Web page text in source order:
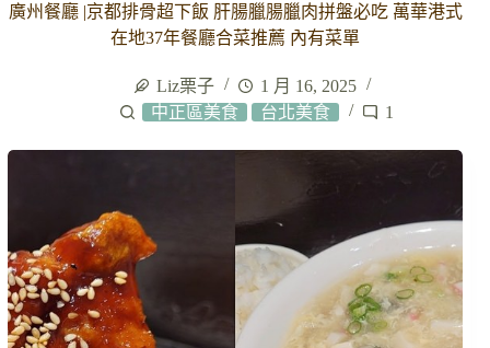
廣州餐廳 |京都排骨超下飯 肝腸臘腸臘肉拼盤必吃 萬華港式
在地37年餐廳合菜推薦 內有菜單
Liz栗子
1 月 16, 2025
中正區美食
台北美食 1